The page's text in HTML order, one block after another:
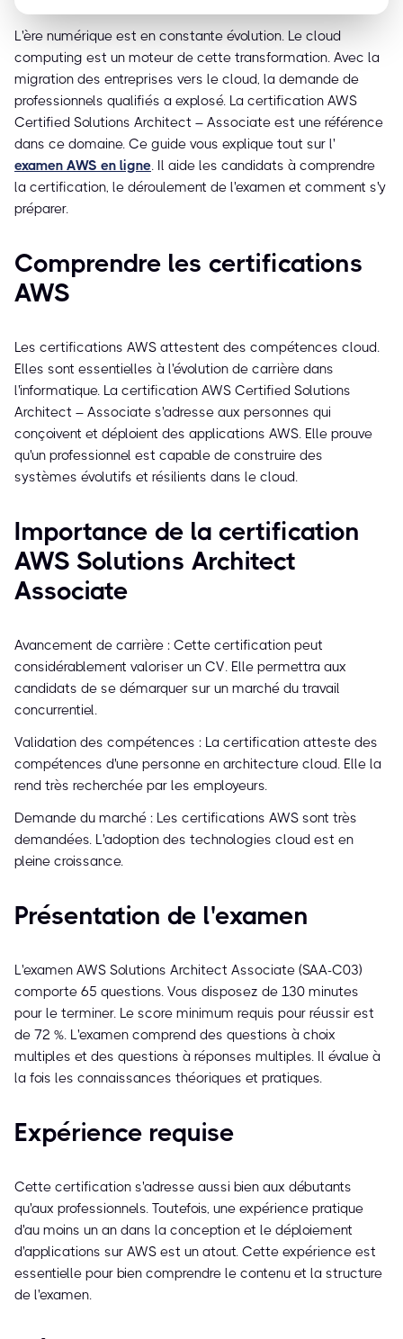
L'ère numérique est en constante évolution. Le cloud
computing est un moteur de cette transformation. Avec la
migration des entreprises vers le cloud, la demande de
professionnels qualifiés a explosé. La certification AWS
Certified Solutions Architect – Associate est une référence
dans ce domaine. Ce guide vous explique tout sur l'
examen AWS en ligne. Il aide les candidats à comprendre
la certification, le déroulement de l'examen et comment s'y
préparer.
Comprendre les certifications
AWS
Les certifications AWS attestent des compétences cloud.
Elles sont essentielles à l'évolution de carrière dans
l'informatique. La certification AWS Certified Solutions
Architect – Associate s'adresse aux personnes qui
conçoivent et déploient des applications AWS. Elle prouve
qu'un professionnel est capable de construire des
systèmes évolutifs et résilients dans le cloud.
Importance de la certification
AWS Solutions Architect
Associate
Avancement de carrière : Cette certification peut
considérablement valoriser un CV. Elle permettra aux
candidats de se démarquer sur un marché du travail
concurrentiel.
Validation des compétences : La certification atteste des
compétences d'une personne en architecture cloud. Elle la
rend très recherchée par les employeurs.
Demande du marché : Les certifications AWS sont très
demandées. L'adoption des technologies cloud est en
pleine croissance.
Présentation de l'examen
L'examen AWS Solutions Architect Associate (SAA-C03)
comporte 65 questions. Vous disposez de 130 minutes
pour le terminer. Le score minimum requis pour réussir est
de 72 %. L'examen comprend des questions à choix
multiples et des questions à réponses multiples. Il évalue à
la fois les connaissances théoriques et pratiques.
Expérience requise
Cette certification s'adresse aussi bien aux débutants
qu'aux professionnels. Toutefois, une expérience pratique
d'au moins un an dans la conception et le déploiement
d'applications sur AWS est un atout. Cette expérience est
essentielle pour bien comprendre le contenu et la structure
de l'examen.